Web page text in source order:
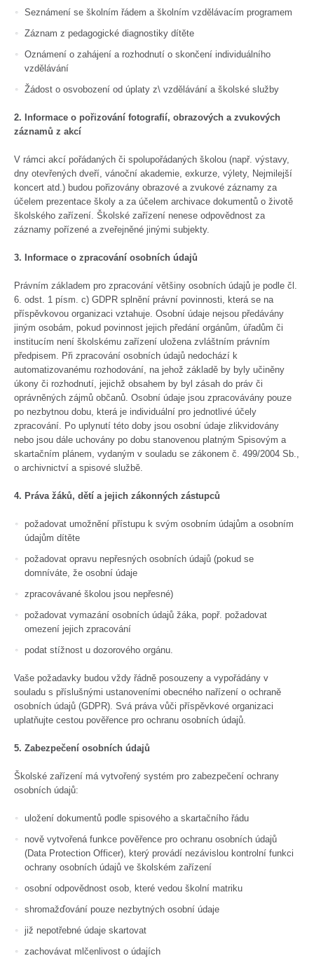
Seznámení se školním řádem a školním vzdělávacím programem
Záznam z pedagogické diagnostiky dítěte
Oznámení o zahájení a rozhodnutí o skončení individuálního
vzdělávání
Žádost o osvobození od úplaty z\ vzdělávání a školské služby
2. Informace o pořizování fotografií, obrazových a zvukových
záznamů z akcí
V rámci akcí pořádaných či spolupořádaných školou (např. výstavy,
dny otevřených dveří, vánoční akademie, exkurze, výlety, Nejmilejší
koncert atd.) budou pořizovány obrazové a zvukové záznamy za
účelem prezentace školy a za účelem archivace dokumentů o životě
školského zařízení. Školské zařízení nenese odpovědnost za
záznamy pořízené a zveřejněné jinými subjekty.
3. Informace o zpracování osobních údajů
Právním základem pro zpracování většiny osobních údajů je podle čl.
6. odst. 1 písm. c) GDPR splnění právní povinnosti, která se na
příspěvkovou organizaci vztahuje. Osobní údaje nejsou předávány
jiným osobám, pokud povinnost jejich předání orgánům, úřadům či
institucím není školskému zařízení uložena zvláštním právním
předpisem. Při zpracování osobních údajů nedochází k
automatizovanému rozhodování, na jehož základě by byly učiněny
úkony či rozhodnutí, jejichž obsahem by byl zásah do práv či
oprávněných zájmů občanů. Osobní údaje jsou zpracovávány pouze
po nezbytnou dobu, která je individuální pro jednotlivé účely
zpracování. Po uplynutí této doby jsou osobní údaje zlikvidovány
nebo jsou dále uchovány po dobu stanovenou platným Spisovým a
skartačním plánem, vydaným v souladu se zákonem č. 499/2004 Sb.,
o archivnictví a spisové službě.
4. Práva žáků, dětí a jejich zákonných zástupců
požadovat umožnění přístupu k svým osobním údajům a osobním
údajům dítěte
požadovat opravu nepřesných osobních údajů (pokud se
domníváte, že osobní údaje
zpracovávané školou jsou nepřesné)
požadovat vymazání osobních údajů žáka, popř. požadovat
omezení jejich zpracování
podat stížnost u dozorového orgánu.
Vaše požadavky budou vždy řádně posouzeny a vypořádány v
souladu s příslušnými ustanoveními obecného nařízení o ochraně
osobních údajů (GDPR). Svá práva vůči příspěvkové organizaci
uplatňujte cestou pověřence pro ochranu osobních údajů.
5. Zabezpečení osobních údajů
Školské zařízení má vytvořený systém pro zabezpečení ochrany
osobních údajů:
uložení dokumentů podle spisového a skartačního řádu
nově vytvořená funkce pověřence pro ochranu osobních údajů
(Data Protection Officer), který provádí nezávislou kontrolní funkci
ochrany osobních údajů ve školském zařízení
osobní odpovědnost osob, které vedou školní matriku
shromažďování pouze nezbytných osobní údaje
již nepotřebné údaje skartovat
zachovávat mlčenlivost o údajích